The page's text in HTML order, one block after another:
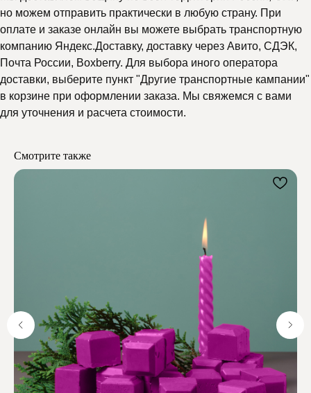
но можем отправить практически в любую страну. При
оплате и заказе онлайн вы можете выбрать транспортную
компанию Яндекс.Доставку, доставку через Авито, СДЭК,
Почта России, Boxberry. Для выбора иного оператора
доставки, выберите пункт "Другие транспортные кампании"
в корзине при оформлении заказа. Мы свяжемся с вами
для уточнения и расчета стоимости.
Смотрите также
Почему выбирают
Мелипонини